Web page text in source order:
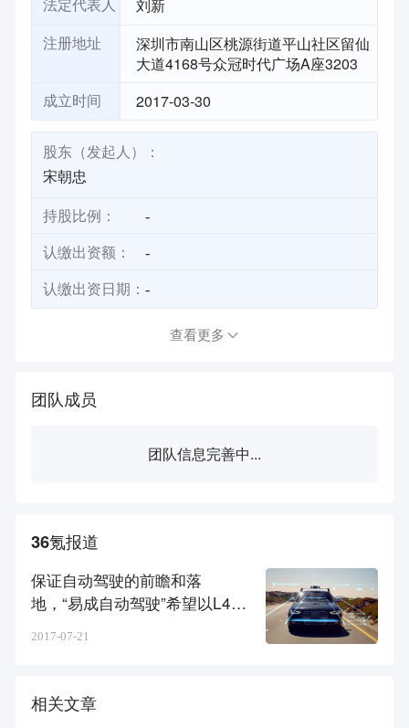
法定代表人 刘新
注册地址
深圳市南山区桃源街道平山社区留仙
大道4168号众冠时代广场A座3203
成立时间 2017-03-30
股东（发起人）：
宋朝忠
持股比例： -
认缴出资额： -
认缴出资日期： -
查看更多
团队成员
团队信息完善中...
36氪报道
保证自动驾驶的前瞻和落
地，“易成自动驾驶”希望以L4无
2017-07-21
相关文章